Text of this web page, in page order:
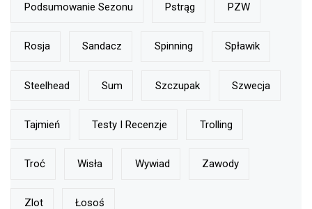
Podsumowanie Sezonu Pstrąg PZW
Rosja Sandacz Spinning Spławik
Steelhead Sum Szczupak Szwecja
Tajmień Testy I Recenzje Trolling
Troć Wisła Wywiad Zawody
Zlot Łosoś